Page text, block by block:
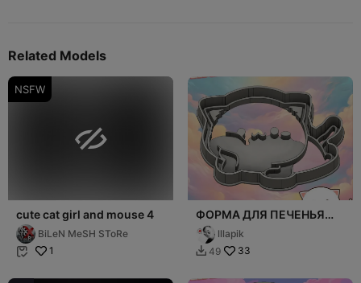
Related Models
NSFW

cute cat girl and mouse 4
BiLeN MeSH SToRe
 1
ФОРМА ДЛЯ ПЕЧЕНЬЯ
МИЛЫЕ КОТЯТА / CAT
COOKIES №1
lllapik
 49 33